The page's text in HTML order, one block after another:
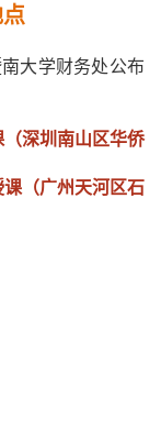
大学财务处公布
深圳南山区华侨
（广州天河区石